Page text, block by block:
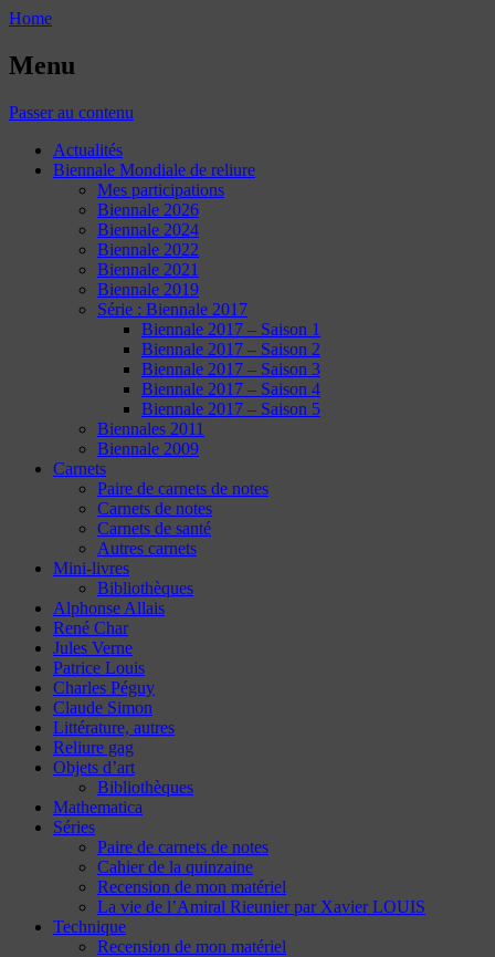
Home
Menu
Passer au contenu
Actualités
Biennale Mondiale de reliure
Mes participations
Biennale 2026
Biennale 2024
Biennale 2022
Biennale 2021
Biennale 2019
Série : Biennale 2017
Biennale 2017 – Saison 1
Biennale 2017 – Saison 2
Biennale 2017 – Saison 3
Biennale 2017 – Saison 4
Biennale 2017 – Saison 5
Biennales 2011
Biennale 2009
Carnets
Paire de carnets de notes
Carnets de notes
Carnets de santé
Autres carnets
Mini-livres
Bibliothèques
Alphonse Allais
René Char
Jules Verne
Patrice Louis
Charles Péguy
Claude Simon
Littérature, autres
Reliure gag
Objets d’art
Bibliothèques
Mathematica
Séries
Paire de carnets de notes
Cahier de la quinzaine
Recension de mon matériel
La vie de l’Amiral Rieunier par Xavier LOUIS
Technique
Recension de mon matériel